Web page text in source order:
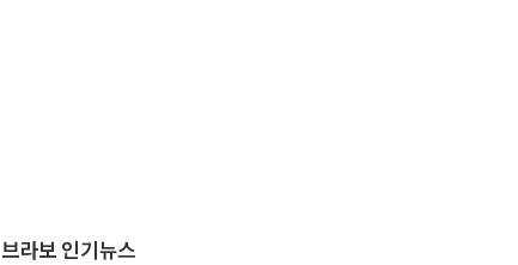
브라보 인기뉴스